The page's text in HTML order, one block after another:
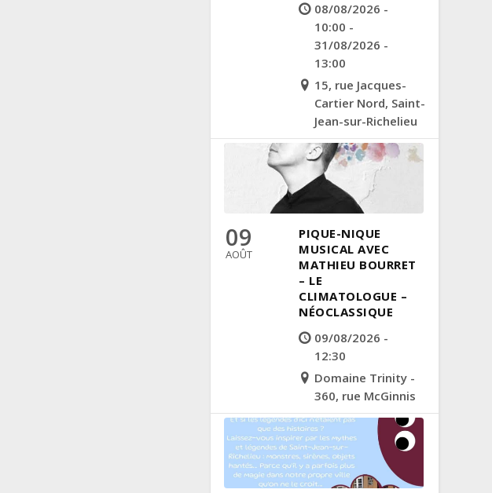
08/08/2026 -
10:00 -
31/08/2026 -
13:00
15, rue Jacques-
Cartier Nord, Saint-
Jean-sur-Richelieu
09
AOÛT
PIQUE-NIQUE
MUSICAL AVEC
MATHIEU BOURRET
– LE
CLIMATOLOGUE –
NÉOCLASSIQUE
09/08/2026 -
12:30
Domaine Trinity -
360, rue McGinnis